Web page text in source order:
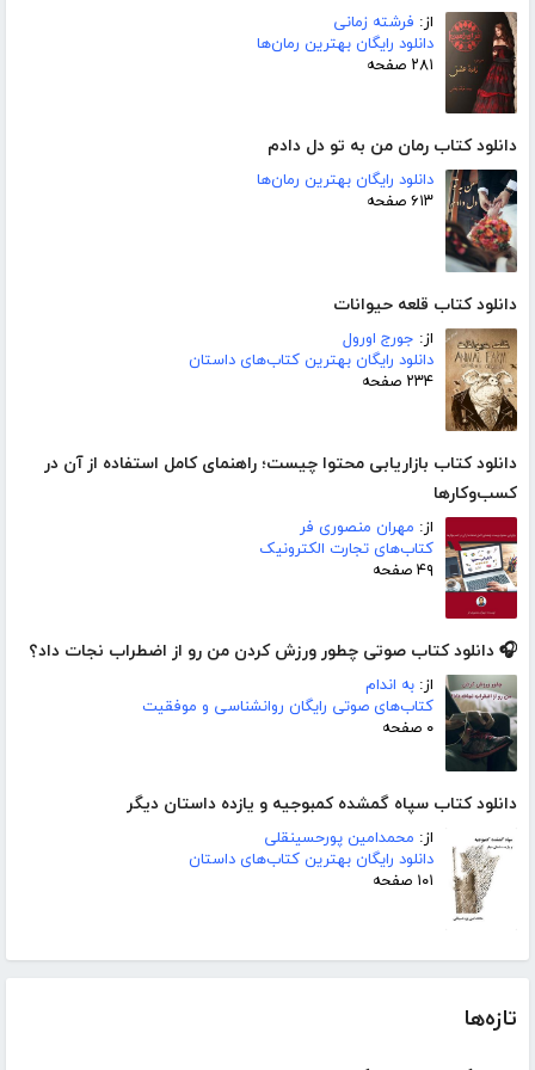
از: فرشته زمانی
دانلود رایگان بهترین رمان‌ها
۲۸۱ صفحه
دانلود کتاب رمان من به تو دل دادم
دانلود رایگان بهترین رمان‌ها
۶۱۳ صفحه
دانلود کتاب قلعه حیوانات
از: جورج اورول
دانلود رایگان بهترین کتاب‌های داستان
۲۳۴ صفحه
دانلود کتاب بازاریابی محتوا چیست؛ راهنمای کامل استفاده از آن در
کسب‌وکارها
از: مهران منصوری فر
کتاب‌های تجارت الکترونیک
۴۹ صفحه
🎧 دانلود کتاب صوتی چطور ورزش کردن من رو از اضطراب نجات داد؟
از: به اندام
کتاب‌های صوتی رایگان روانشناسی و موفقیت
۰ صفحه
دانلود کتاب سپاه گمشده کمبوجیه و یازده داستان دیگر
از: محمدامین پورحسینقلی
دانلود رایگان بهترین کتاب‌های داستان
۱۰۱ صفحه
تازه‌ها